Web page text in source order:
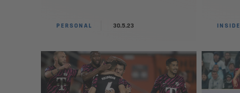
PERSONAL 30.5.23 INSIDE